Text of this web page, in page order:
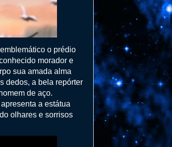
o prédio
morador e
sua amada alma
dedos, a bela repórter
de aço.
a estátua
olhares e sorrisos